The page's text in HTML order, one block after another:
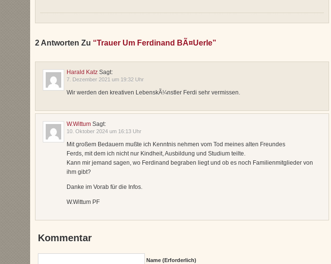
2 Antworten Zu “Trauer Um Ferdinand BÃ¤uerle”
Harald Katz Sagt:
7. Dezember 2021 um 19:32 Uhr
Wir werden den kreativen LebenskÃ¼nstler Ferdi sehr vermissen.
W.Wittum Sagt:
10. Oktober 2024 um 16:13 Uhr
Mit großem Bedauern mußte ich Kenntnis nehmen vom Tod meines alten Freundes
Ferds, mit dem ich nicht nur Kindheit, Ausbildung und Studium teilte.
Kann mir jemand sagen, wo Ferdinand begraben liegt und ob es noch Familienmitglieder von
ihm gibt?
Danke im Vorab für die Infos.
W.Wittum PF
Kommentar
Name (erforderlich)